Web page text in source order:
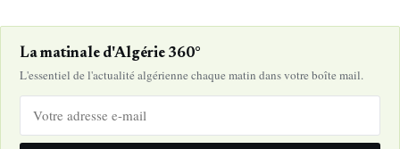
La matinale d'Algérie 360°
L'essentiel de l'actualité algérienne chaque matin dans votre boîte mail.